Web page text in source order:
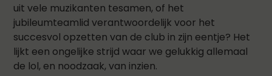
uit vele muzikanten tesamen, of het
jubileumteamlid verantwoordelijk voor het
succesvol opzetten van de club in zijn eentje? Het
lijkt een ongelijke strijd waar we gelukkig allemaal
de lol, en noodzaak, van inzien.